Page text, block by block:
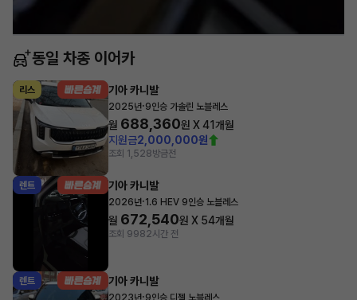
동일 차종 이어카
리스 기아 카니발
2025년·9인승 가솔린 노블레스
월 688,360원 X41개월
지원금2,000,000원
조회 1,528방금전
렌트 기아 카니발
2026년·1.6 HEV 9인승 노블레스
월 672,540원 X 54개월
조회 9982시간 전
렌트 기아 카니발
2023년·9인승 디젤 노블레스